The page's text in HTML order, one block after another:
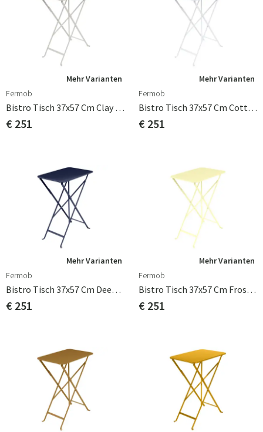
Mehr Varianten
Fermob
Bistro Tisch 37x57 Cm Clay Grey
€ 251
Mehr Varianten
Fermob
Bistro Tisch 37x57 Cm Cotton White
€ 251
Mehr Varianten
Fermob
Bistro Tisch 37x57 Cm Deep Blue
€ 251
Mehr Varianten
Fermob
Bistro Tisch 37x57 Cm Frosted Lemon
€ 251